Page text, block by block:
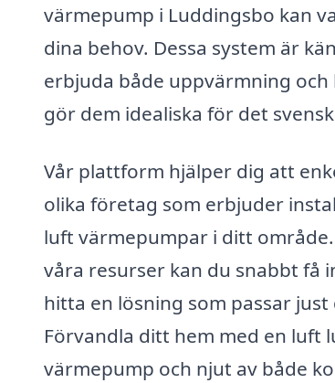
värmepump i Luddingsbo kan
dina behov. Dessa system är
erbjuda både uppvärmning och
gör dem idealiska för det
Vår plattform hjälper dig att
olika företag som erbjuder
luft värmepumpar i ditt
våra resurser kan du snabbt få
hitta en lösning som passar just
Förvandla ditt hem med en luft
värmepump och njut av både